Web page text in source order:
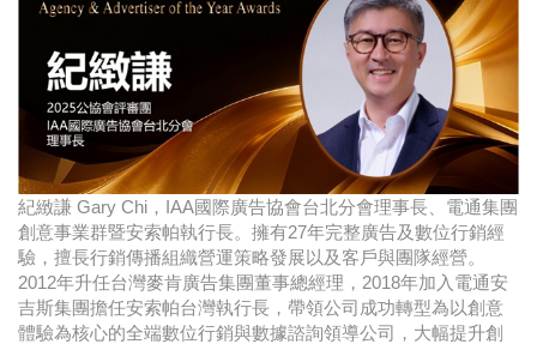
紀緻謙 Gary Chi，IAA國際廣告協會台北分會理事長、電通集團
創意事業群暨安索帕執行長。擁有27年完整廣告及數位行銷經
驗，擅長行銷傳播組織營運策略發展以及客戶與團隊經營。
2012年升任台灣麥肯廣告集團董事總經理，2018年加入電通安
吉斯集團擔任安索帕台灣執行長，帶領公司成功轉型為以創意
體驗為核心的全端數位行銷與數據諮詢領導公司，大幅提升創